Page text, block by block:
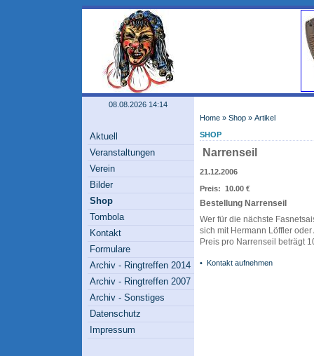
08.08.2026 14:14
Aktuell
Veranstaltungen
Verein
Bilder
Shop
Tombola
Kontakt
Formulare
Archiv - Ringtreffen 2014
Archiv - Ringtreffen 2007
Archiv - Sonstiges
Datenschutz
Impressum
Home » Shop » Artikel
SHOP
Narrenseil
21.12.2006
Preis: 10.00 €
Bestellung Narrenseil
Wer für die nächste
sich mit Hermann Löffler
Preis pro Narrenseil beträgt
• Kontakt aufnehmen